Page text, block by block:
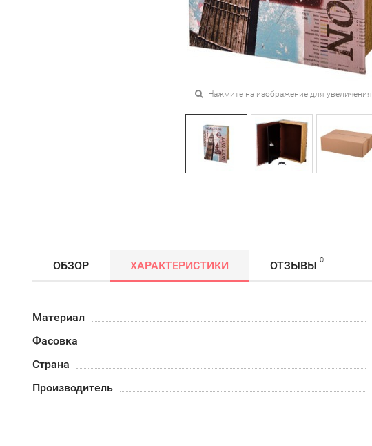
Нажмите на изображение для увеличения
ОБЗОР ХАРАКТЕРИСТИКИ ОТЗЫВЫ 0
Материал
Фасовка
Страна
Производитель